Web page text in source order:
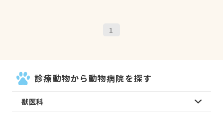
1
診療動物から動物病院を探す
獣医科